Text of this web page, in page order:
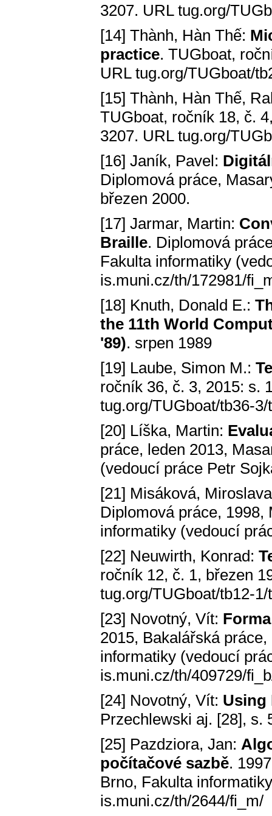
3207. URL tug.org/
[14] Thành, Hàn Thế:
practice. TUGboat,
URL tug.org/TUGboat/
[15] Thành, Hàn Thế,
TUGboat, ročník 18, č.
3207. URL tug.org/
[16] Janík, Pavel:
Diplomová práce,
březen 2000.
[17] Jarmar, Martin:
Braille. Diplomová
Fakulta informatiky
is.muni.cz/th/172981/
[18] Knuth, Donald E.:
the 11th World
'89). srpen 1989
[19] Laube, Simon M.:
ročník 36, č. 3, 2015: s.
tug.org/TUGboat/tb36-
[20] Líška, Martin:
práce, leden 2013,
(vedoucí práce Petr
[21] Misáková,
Diplomová práce,
informatiky (vedoucí
[22] Neuwirth, Konrad:
ročník 12, č. 1, březen
tug.org/TUGboat/tb12-
[23] Novotný, Vít:
2015, Bakalářská
informatiky (vedoucí
is.muni.cz/th/409729/
[24] Novotný, Vít: Using
Przechlewski aj. [28], s.
[25] Pazdziora, Jan:
počítačové sazbě.
Brno, Fakulta
is.muni.cz/th/2644/fi_m/